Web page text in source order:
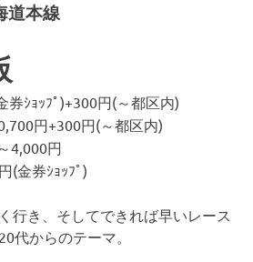
道本線
券ｼｮｯﾌﾟ)+300円(～都区内)
円+300円(～都区内)
4,000円
(金券ｼｮｯﾌﾟ)
行き、そしてできれば早いレース
代からのテーマ。